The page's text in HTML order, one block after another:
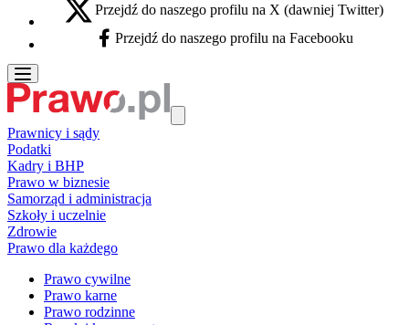
X - otwiera się w nowej karcie
Przejdź do naszego profilu na X (dawniej Twitter)
Facebook - otwiera się w nowej karcie
Przejdź do naszego profilu na Facebooku
Prawnicy i sądy
Podatki
Kadry i BHP
Prawo w biznesie
Samorząd i administracja
Szkoły i uczelnie
Zdrowie
Prawo dla każdego
Prawo cywilne
Prawo karne
Prawo rodzinne